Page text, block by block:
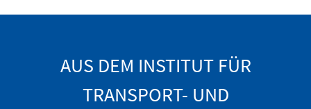
AUS DEM INSTITUT FÜR
TRANSPORT- UND